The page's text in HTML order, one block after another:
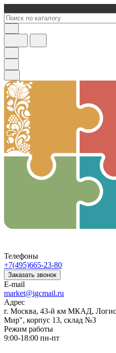
Телефоны
+7(495)665-23-80
Заказать звонок
E-mail
market@igcmail.ru
Адрес
г. Москва, 43-й км МКАД,
Мир", корпус 13, склад №3
Режим работы
9:00-18:00 пн-пт